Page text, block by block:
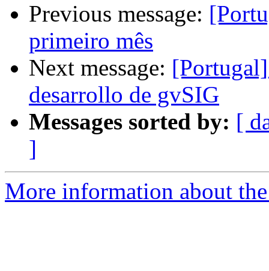
Previous message:
primeiro mês
Next message:
desarrollo de gvSIG
Messages sorted by: [
]
More information about